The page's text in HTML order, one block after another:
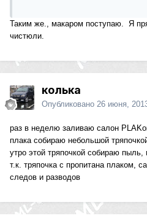
Таким же., макаром поступаю. Я
чистюли.
колька
Опубликовано 26 июня,
раз в неделю заливаю салон
плака собираю небольшой
утро этой тряпочкой собираю
т.к. тряпочка с пропитана плаком,
следов и разводов